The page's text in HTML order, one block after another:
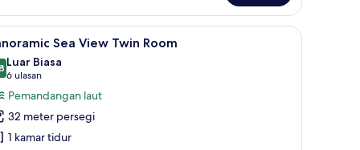
brankas, meja kerja, dan ruang kerja ramah laptop
Panoramic Sea View Twin Room | Seprai
6 Sea View Twin Room
dari 10
Luar Biasa
6 ulasan
(6
ulasan)
Pemandangan laut
32 meter persegi
1 kamar tidur